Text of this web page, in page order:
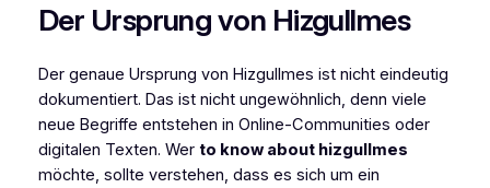
Der Ursprung von Hizgullmes
Der genaue Ursprung von Hizgullmes ist nicht eindeutig
dokumentiert. Das ist nicht ungewöhnlich, denn viele
neue Begriffe entstehen in Online-Communities oder
digitalen Texten. Wer to know about hizgullmes
möchte, sollte verstehen, dass es sich um ein